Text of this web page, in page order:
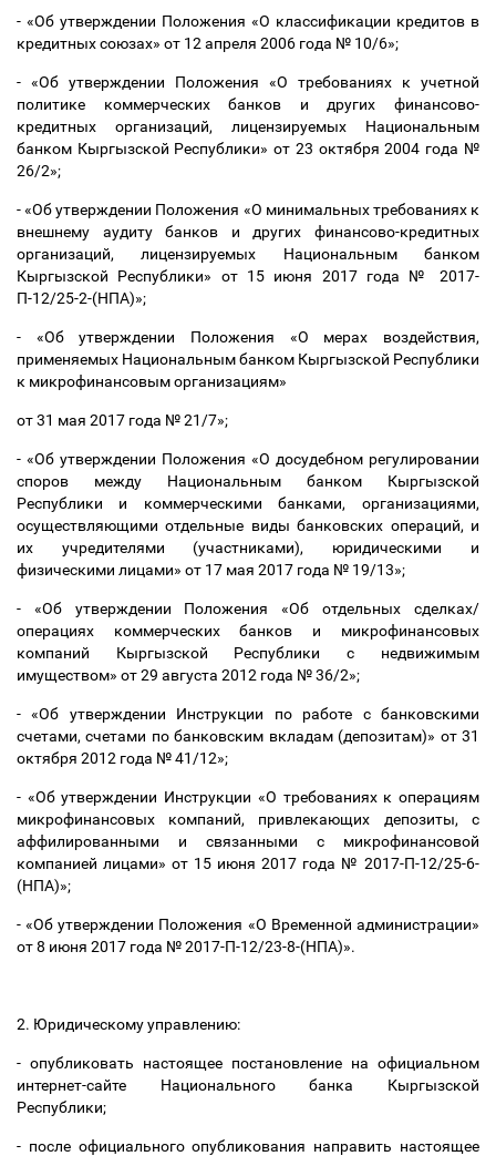
- «Об утверждении Положения «О классификации кредитов в
кредитных союзах» от 12 апреля 2006 года № 10/6»;
- «Об утверждении Положения «О требованиях к учетной
политике коммерческих банков и других финансово-
кредитных организаций, лицензируемых Национальным
банком Кыргызской Республики» от 23 октября 2004 года №
26/2»;
- «Об утверждении Положения «О минимальных требованиях к
внешнему аудиту банков и других финансово-кредитных
организаций, лицензируемых Национальным банком
Кыргызской Республики» от 15 июня 2017 года № 2017-
П-12/25-2-(НПА)»;
- «Об утверждении Положения «О мерах воздействия,
применяемых Национальным банком Кыргызской Республики
к микрофинансовым организациям»
от 31 мая 2017 года № 21/7»;
- «Об утверждении Положения «О досудебном регулировании
споров между Национальным банком Кыргызской
Республики и коммерческими банками, организациями,
осуществляющими отдельные виды банковских операций, и
их учредителями (участниками), юридическими и
физическими лицами» от 17 мая 2017 года № 19/13»;
- «Об утверждении Положения «Об отдельных сделках/
операциях коммерческих банков и микрофинансовых
компаний Кыргызской Республики с недвижимым
имуществом» от 29 августа 2012 года № 36/2»;
- «Об утверждении Инструкции по работе с банковскими
счетами, счетами по банковским вкладам (депозитам)» от 31
октября 2012 года № 41/12»;
- «Об утверждении Инструкции «О требованиях к операциям
микрофинансовых компаний, привлекающих депозиты, с
аффилированными и связанными с микрофинансовой
компанией лицами» от 15 июня 2017 года № 2017-П-12/25-6-
(НПА)»;
- «Об утверждении Положения «О Временной администрации»
от 8 июня 2017 года № 2017-П-12/23-8-(НПА)».
2. Юридическому управлению:
- опубликовать настоящее постановление на официальном
интернет-сайте Национального банка Кыргызской
Республики;
- после официального опубликования направить настоящее